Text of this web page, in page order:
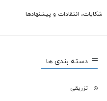
شکایات، انتقادات و پیشنهادها
دسته بندی ها
تزریقی